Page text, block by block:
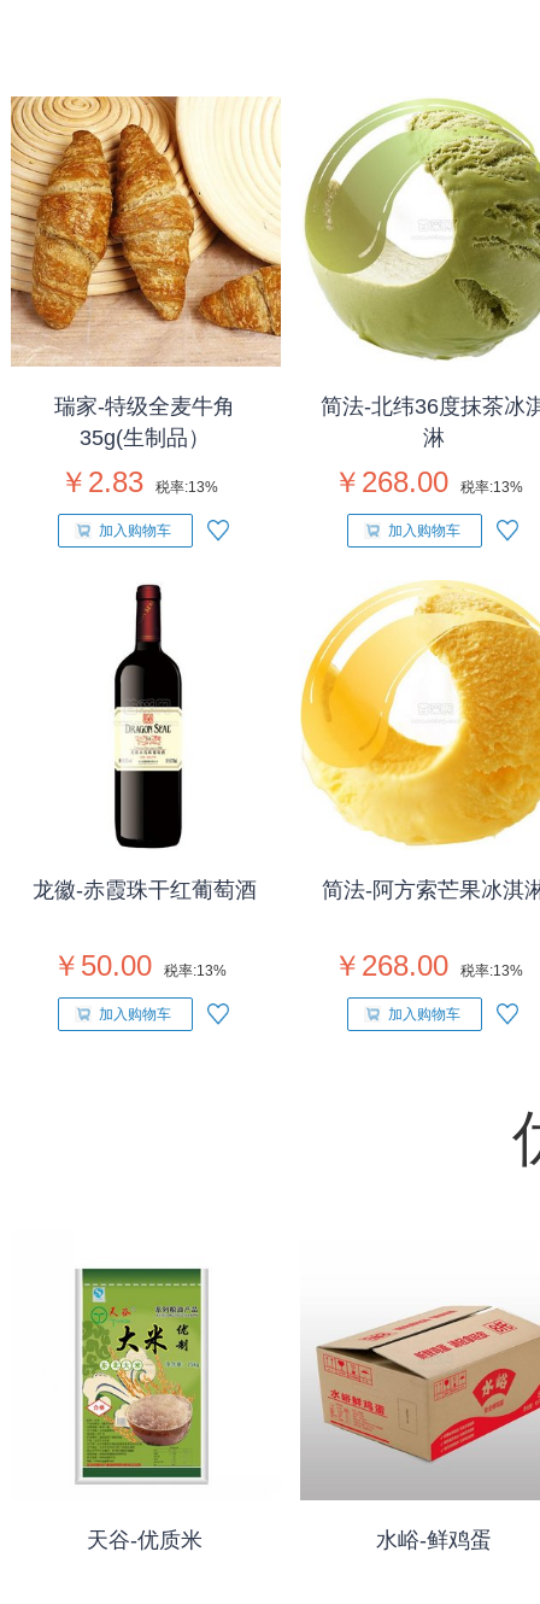
瑞家-特级全麦牛角
35g(生制品）
￥2.83 税率:13%
加入购物车
简法-北纬36度抹茶冰
淋
￥268.00 税率:13%
加入购物车
龙徽-赤霞珠干红葡萄酒
￥50.00 税率:13%
加入购物车
简法-阿方索芒果冰淇
￥268.00 税率:13%
加入购物车
天谷-优质米 水峪-鲜鸡蛋